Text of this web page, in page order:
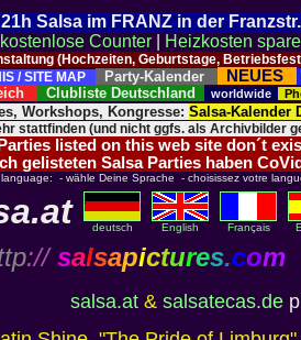
Salsa im FRANZ in der
kostenlose Counter
Heizkosten
(Hochzeiten, Geburtstage,
/ SITE MAP
Party-Kalender NEUES
Clubliste Deutschland worldwide
Workshops, Kongresse: Salsa-Kalender
stattfinden (und nicht ggfs. als Archivbilder
listed on this web site don´t
gelisteten Salsa Parties haben
- wähle Deine Sprache - choisissez votre
deutsch English Français
:// salsapictures.com
salsa.at & salsatecas.de